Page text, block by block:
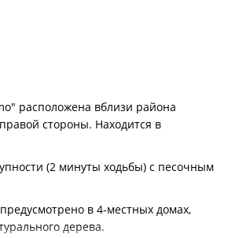
такси.
будет поворот в Душкино (на
до Ливадии. В конце первого
перевала первый поворот
расположена вблизи района
стороны. Находится в
(2 минуты ходьбы) с песочным
в 4-местных домах,
дерева.